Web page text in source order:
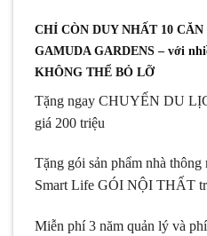
CHỈ CÒN DUY NHẤT 10
GAMUDA GARDENS – với
KHÔNG THỂ BỎ LỠ
Tặng ngay CHUYẾN DU
giá 200 triệu
Tặng gói sản phẩm nhà
Smart Life GÓI NỘI THẤT
Miễn phí 3 năm quản lý và